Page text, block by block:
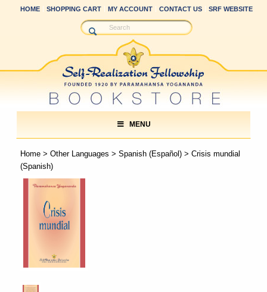
HOME SHOPPING CART MY ACCOUNT CONTACT US SRF WEBSITE
MENU
Home> Other Languages > Spanish (Español)> Crisis mundial
(Spanish)